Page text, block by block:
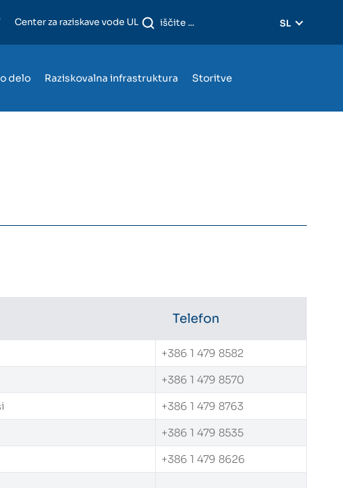
Center za raziskave vode UL SL
delo Raziskovalna infrastruktura Storitve
Telefon
+386 1 479 8582
+386 1 479 8570
+386 1 479 8763
+386 1 479 8535
+386 1 479 8626